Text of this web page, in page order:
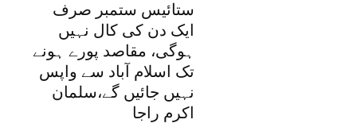
ستائیس ستمبر صرف
ایک دن کی کال نہیں
ہوگی، مقاصد پورے ہونے
تک اسلام آباد سے واپس
نہیں جائیں گے،سلمان
اکرم راجا